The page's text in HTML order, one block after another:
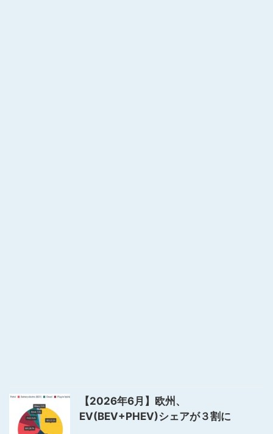
【2026年6月】欧州、
EV(BEV+PHEV)シェアが３割に